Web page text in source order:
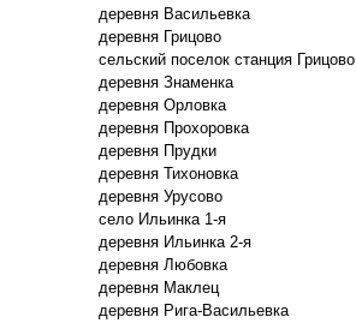
деревня Васильевка
деревня Грицово
сельский поселок станция Грицово
деревня Знаменка
деревня Орловка
деревня Прохоровка
деревня Прудки
деревня Тихоновка
деревня Урусово
село Ильинка 1-я
деревня Ильинка 2-я
деревня Любовка
деревня Маклец
деревня Рига-Васильевка